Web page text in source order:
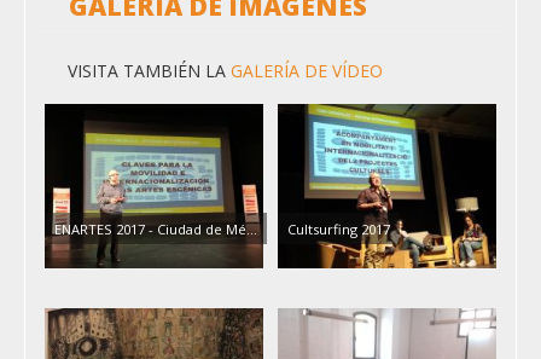
VISITA TAMBIÉN LA GALERÍA DE VÍDEO
ENARTES 2017 - Ciudad de Mé... Cultsurfing 2017